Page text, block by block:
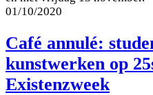
01/10/2020
Café annulé:
kunstwerken op
Existenzweek